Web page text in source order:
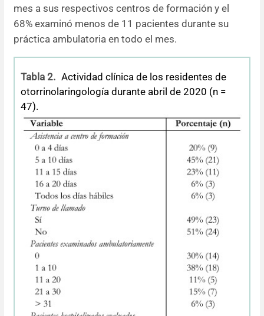
mes a sus respectivos centros de formación y el
68% examinó menos de 11 pacientes durante su
práctica ambulatoria en todo el mes.
Tabla 2. Actividad clínica de los residentes de
otorrinolaringología durante abril de 2020 (n =
47).